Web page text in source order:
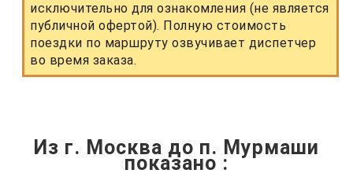
исключительно для ознакомления (не является
публичной офертой). Полную стоимость
поездки по маршруту озвучивает диспетчер
во время заказа.
Из г. Москва до п. Мурмаши
показано :